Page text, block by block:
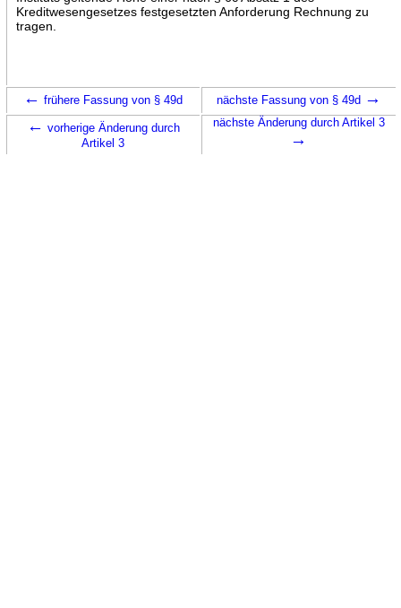
Kreditwesengesetzes festgesetzten Anforderung Rechnung zu
tragen.
← frühere Fassung von § 49d nächste Fassung von § 49d →
← vorherige Änderung durch
Artikel 3
nächste Änderung durch Artikel 3
→